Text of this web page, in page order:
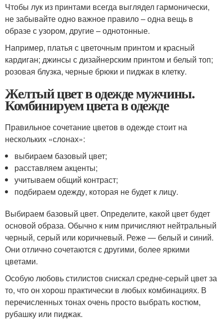
Чтобы лук из принтами всегда выглядел гармонически,
не забывайте одно важное правило – одна вещь в
образе с узором, другие – однотонные.
Например, платья с цветочным принтом и красный
кардиган; джинсы с дизайнерским принтом и белый топ;
розовая блузка, черные брюки и пиджак в клетку.
Желтый цвет в одежде мужчины.
Комбинируем цвета в одежде
Правильное сочетание цветов в одежде стоит на
нескольких «слонах»:
выбираем базовый цвет;
расставляем акценты;
учитываем общий контраст;
подбираем одежду, которая не будет к лицу.
Выбираем базовый цвет. Определите, какой цвет будет
основой образа. Обычно к ним причисляют нейтральный
черный, серый или коричневый. Реже — белый и синий.
Они отлично сочетаются с другими, более яркими
цветами.
Особую любовь стилистов снискал средне-серый цвет за
то, что он хорош практически в любых комбинациях. В
перечисленных тонах очень просто выбрать костюм,
рубашку или пиджак.